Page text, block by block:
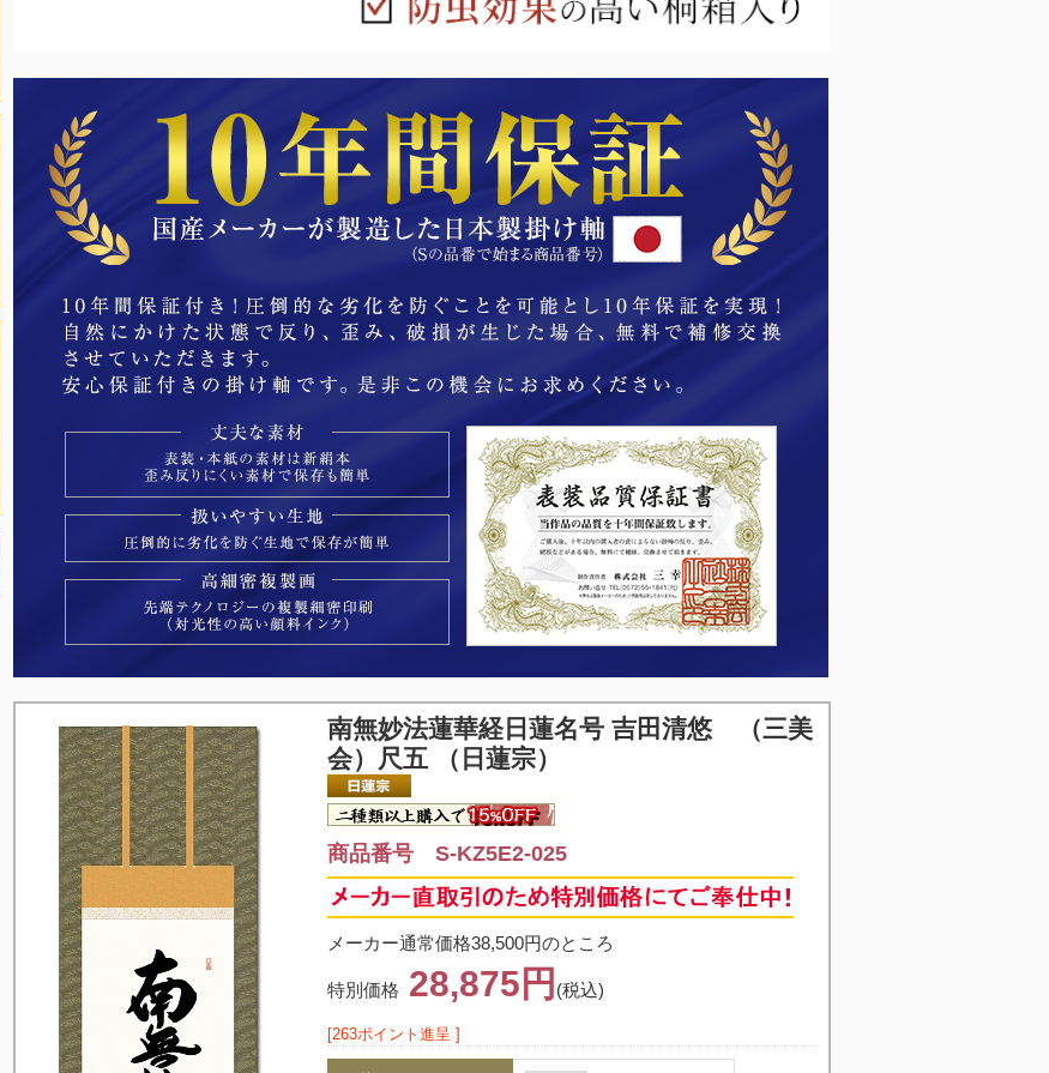
南無妙法蓮華経 日蓮名号 吉田清悠 （三美
会）尺五 （日蓮宗）
商品番号 S-KZ5E2-025
メーカー通常価格38,500円のところ
特別価格 28,875円 (税込)
[263ポイント進呈 ]